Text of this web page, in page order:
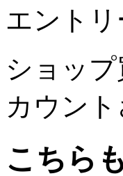
エントリ
ショッ
カウン
こちら